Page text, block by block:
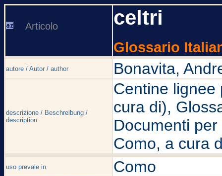
Articolo celtri
Glossario
autore / Autor / author Bonavita,
descrizione / Beschreibung /
description
Centine lignee
cura di),
Documenti
Como, a cura
uso prevale in Como